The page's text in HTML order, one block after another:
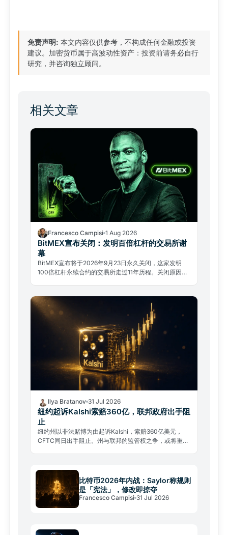
免责声明: 本文内容仅供参考，不构成任何金融或投资
建议。加密货币属于高波动性资产：投资前请务必自行
研究，并咨询独立顾问。
相关文章
Francesco Campisi 1 Aug 2026
BitMEX宣布关闭：发明百倍杠杆的交易所谢
幕
BitMEX宣布将于2026年9月23日永久关闭，这家发明
100倍杠杆永续合约的交易所走过11年历程。关闭原因不
Ilya Bratanov 31 Jul 2026
纽约起诉Kalshi索赔360亿，联邦政府出手阻
止
纽约州以非法赌博为由起诉Kalshi，索赔360亿美元，
CFTC同日出手阻止。州与联邦的监管权之争，或将重塑
比特币2026年内战：Saylor称规则
是「宪法」，修改即掠夺
Francesco Campisi 31 Jul 2026